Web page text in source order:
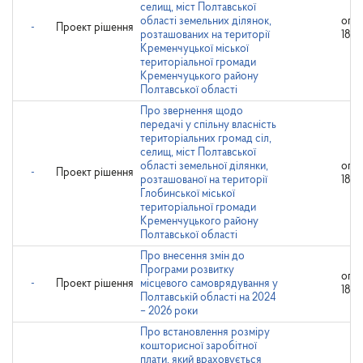
- Проект рішення
селищ, міст Полтавської
області земельних ділянок,
розташованих на території
Кременчуцької міської
територіальної громади
Кременчуцького району
Полтавської області
- Проект рішення
Про звернення щодо
передачі у спільну власність
територіальних громад сіл,
селищ, міст Полтавської
області земельної ділянки,
розташованої на території
Глобинської міської
територіальної громади
Кременчуцького району
Полтавської області
- Проект рішення
Про внесення змін до
Програми розвитку
місцевого самоврядування у
Полтавській області на 2024
– 2026 роки
Про встановлення розміру
кошторисної заробітної
плати, який враховується